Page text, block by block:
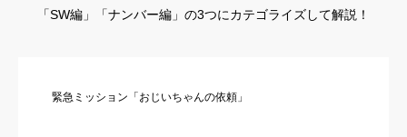
「SW編」「ナンバー編」の3つにカテゴライズして解説！
緊急ミッション「おじいちゃんの依頼」